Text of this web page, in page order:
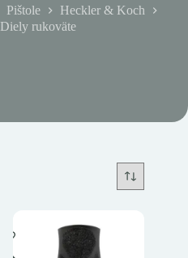
Pištole
Heckler & Koch
Diely rukoväte